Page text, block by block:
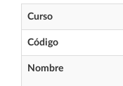
Curso
Código
Nombre